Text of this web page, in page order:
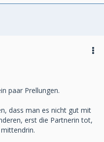
paar Prellungen.
dass man es nicht gut mit
erst die Partnerin tot,